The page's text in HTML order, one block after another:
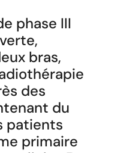
phase III
bras,
des
du
patients
primaire